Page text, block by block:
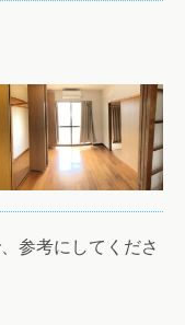
参考にしてくださ